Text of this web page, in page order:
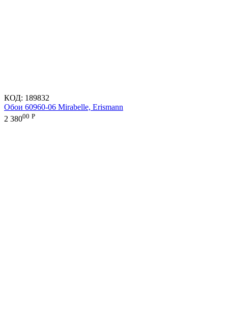
КОД: 189832
Обои 60960-06 Mirabelle, Erismann
2 38000 Р